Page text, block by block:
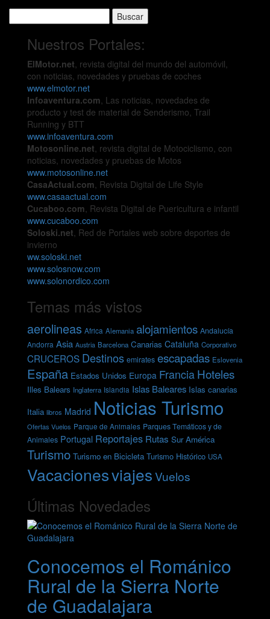
Nuestros Portales:
ElMotor.net , revista digital del mundo del automóvil,
con noticias, novedades y pruebas de coches
www.elmotor.net
Infoaventura.com , Las noticias, novedades de
producto y test de material de Senderismo, Trail
Running y BTT
www.infoaventura.com
Motosonline.net , revista digital de Motociclismo, con
noticias, novedades y pruebas de Motos
www.motosonline.net
CasaActual.com , Revista Digital de Life Style
www.casaactual.com
Cucaboo.com , Revista Digital de Puericultura e infantil
www.cucaboo.com
Soloski.net , Red de Portales web sobre deportes de
invierno
ww.soloski.net
www.solosnow.com
www.solonordico.com
Temas más vistos
aerolineas Africa Alemania alojamientos Andalucía
Andorra Asia Austria Barcelona Canarias Cataluña Corporativo
CRUCEROS Destinos emirates escapadas Eslovenia
España Estados Unidos Europa Francia Hoteles
Illes Balears Inglaterra Islandia Islas Baleares Islas canarias
Italia libros Madrid Noticias Turismo
Ofertas Vuelos Parque de Animales Parques Temáticos y de
Animales Portugal Reportajes Rutas Sur América
Turismo Turismo en Bicicleta Turismo Histórico USA
VacacionesviajesVuelos
Últimas Novedades
Conocemos el Románico
Rural de la Sierra Norte
de Guadalajara